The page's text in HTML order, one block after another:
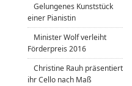
Gelungenes Kunststück
einer Pianistin
Minister Wolf verleiht
Förderpreis 2016
Christine Rauh präsentiert
ihr Cello nach Maß